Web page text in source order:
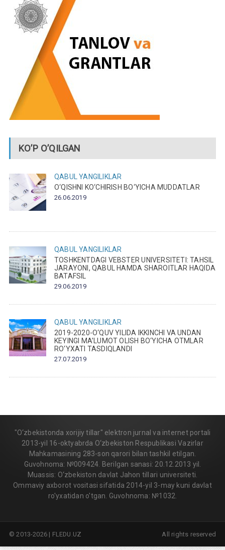
KO’P O’QILGAN
QABUL YANGILIKLAR
O‘QISHNI KO‘CHIRISH BO‘YICHA MUDDATLAR
26.06.2019
QABUL YANGILIKLAR
TOSHKENTDAGI VEBSTER UNIVERSITETI: TAHSIL
JARAYONI, QABUL HAMDA SHAROITLAR HAQIDA
BATAFSIL
29.06.2019
QABUL YANGILIKLAR
2019-2020-O‘QUV YILIDA IKKINCHI VA UNDAN
KEYINGI MA’LUMOT OLISH BO‘YICHA OTMLAR
RO‘YXATI TASDIQLANDI
27.07.2019
"O‘zbekistonda xorijiy tillar" elektron jurnal va internet portali
2013-yil 16-oktyabrda O‘zbekiston Respublikasi Vazirlar
Mahkamasining 283-son qarori bilan tashkil etilgan.
Guvohnoma: №009424. Berilgan sanasi: 20.12.2013 yil.
Muassis: O‘zbekiston davlat Jahon tillari universiteti.
Ommaviy axborot vositasi sifatida 2014-yil 3-may kuni davlat
ro'yxatidan o'tgan. Guvohnoma: №1032.
All rights reserved
© 2013-2026 | FLEDU.UZ